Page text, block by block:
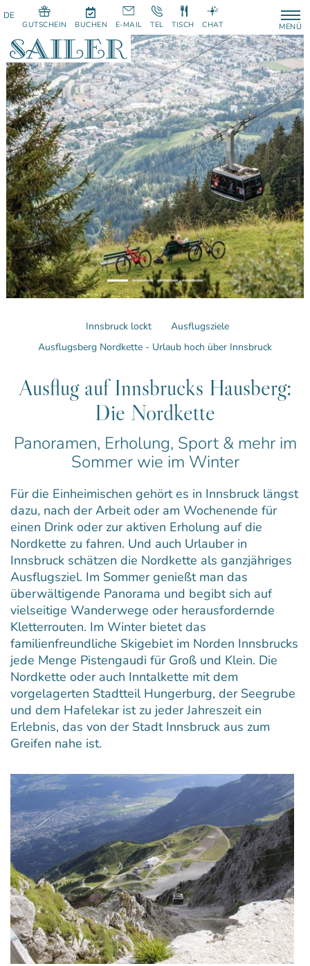
MENÜ
GUTSCHEIN BUCHEN E-MAIL TEL TISCH CHAT
Previous Next
Innsbruck lockt
Ausflugsziele
Ausflugsberg Nordkette - Urlaub hoch über Innsbruck
Ausflug auf Innsbrucks Hausberg:
Die Nordkette
Panoramen, Erholung, Sport & mehr im
Sommer wie im Winter
Für die Einheimischen gehört es in Innsbruck längst
dazu, nach der Arbeit oder am Wochenende für
einen Drink oder zur aktiven Erholung auf die
Nordkette zu fahren. Und auch Urlauber in
Innsbruck schätzen die Nordkette als ganzjähriges
Ausflugsziel. Im Sommer genießt man das
überwältigende Panorama und begibt sich auf
vielseitige Wanderwege oder herausfordernde
Kletterrouten. Im Winter bietet das
familienfreundliche Skigebiet im Norden Innsbrucks
jede Menge Pistengaudi für Groß und Klein. Die
Nordkette oder auch Inntalkette mit dem
vorgelagerten Stadtteil Hungerburg, der Seegrube
und dem Hafelekar ist zu jeder Jahreszeit ein
Erlebnis, das von der Stadt Innsbruck aus zum
Greifen nahe ist.